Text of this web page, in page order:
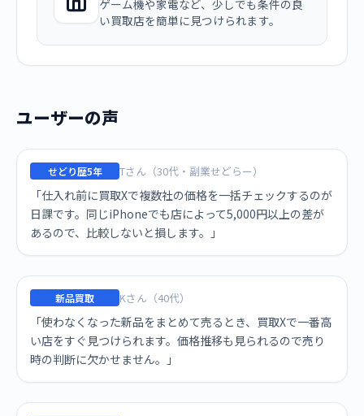
ゲーム機や家電など、少しでも条件の良
い買取店を簡単に見つけられます。
ユーザーの声
せどり歴5年 Tさん（30代・副業せどらー）
「仕入れ前に買取Xで複数社の価格を一括チェックするのが
日課です。同じiPhoneでも店によって5,000円以上の差が
あるので、比較しないと損します。」
新品買取 Kさん（40代）
「使わなくなった新品をまとめて売るとき、買取Xで一番高
い店をすぐ見つけられます。価格推移も見られるので売り
時の判断に欠かせません。」